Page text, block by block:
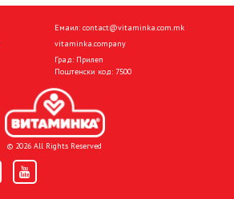
Емаил: contact@vitaminka.com.mk
vitaminka.company
Град: Прилеп
Поштенски код: 7500
© 2026 All Rights Reserved